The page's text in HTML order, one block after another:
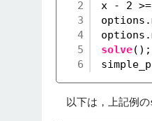
2
3
4
5
6
x - 2
solve();
以下は，上記例の